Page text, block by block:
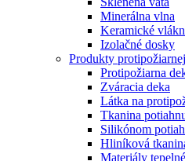
Minerálna vlna
Keramické
Izolačné dosky
Produkty
Protipožiarna
Zváracia deka
Látka na
Tkanina
Silikónom
Hliníková
Materiály